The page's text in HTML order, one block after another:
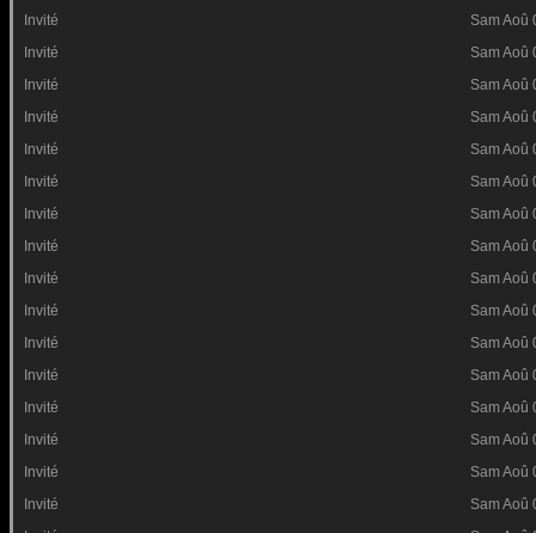
Invité
Sam Aoû
Invité
Sam Aoû
Invité
Sam Aoû
Invité
Sam Aoû
Invité
Sam Aoû
Invité
Sam Aoû
Invité
Sam Aoû
Invité
Sam Aoû
Invité
Sam Aoû
Invité
Sam Aoû
Invité
Sam Aoû
Invité
Sam Aoû
Invité
Sam Aoû
Invité
Sam Aoû
Invité
Sam Aoû
Invité
Sam Aoû